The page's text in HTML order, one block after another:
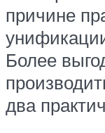
причине
Более
два